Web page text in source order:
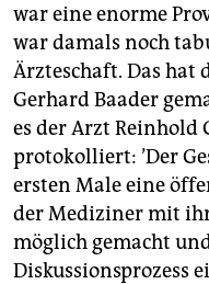
war eine enorme
war damals noch
Ärzteschaft. Das
Gerhard Baader
es der Arzt
protokolliert: ’Der
ersten Male eine
der Mediziner mit
möglich gemacht
Diskussionsprozess